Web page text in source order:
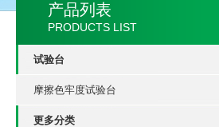
产品列表
PRODUCTS LIST
试验台
摩擦色牢度试验台
更多分类